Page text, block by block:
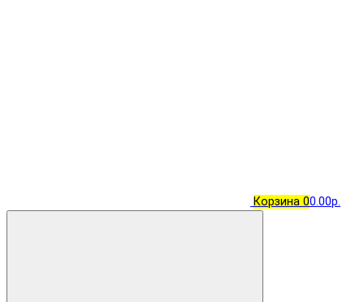
Корзина 00.00р.